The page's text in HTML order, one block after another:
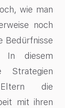
wie man
noch
Bedürfnisse
In diesem
Strategien
die
mit ihren